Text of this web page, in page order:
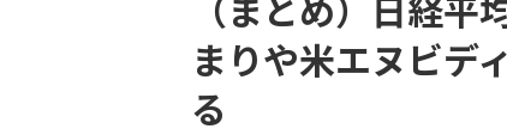
（まとめ）日経
まりや米エヌビデ
る